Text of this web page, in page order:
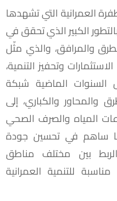
العمرانية التي تشهدها
الكبير الذي تحقق في
والمرافق، والذي مثّل
وتحفيز التنمية،
السنوات الماضية شبكة
والكباري، إلى
المياه والصرف الصحي
ساهم في تحسين جودة
بين مختلف مناطق
للتنمية العمرانية